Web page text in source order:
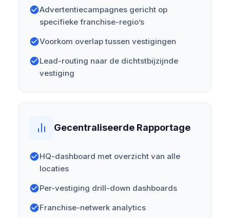
Advertentiecampagnes gericht op
specifieke franchise-regio’s
Voorkom overlap tussen vestigingen
Lead-routing naar de dichtstbijzijnde
vestiging
Gecentraliseerde Rapportage
HQ-dashboard met overzicht van alle
locaties
Per-vestiging drill-down dashboards
Franchise-netwerk analytics